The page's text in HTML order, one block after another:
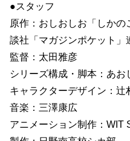
●スタッフ
原作：おしおしお「しか
談社「マガジンポケット」
監督：太田雅彦
シリーズ構成・脚本：あお
キャラクターデザイン：辻
音楽：三澤康広
アニメーション制作：WIT